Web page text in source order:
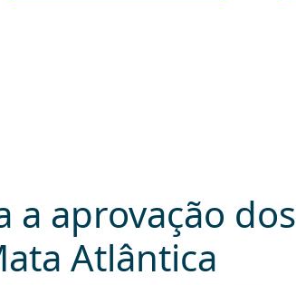
a aprovação dos
Atlântica